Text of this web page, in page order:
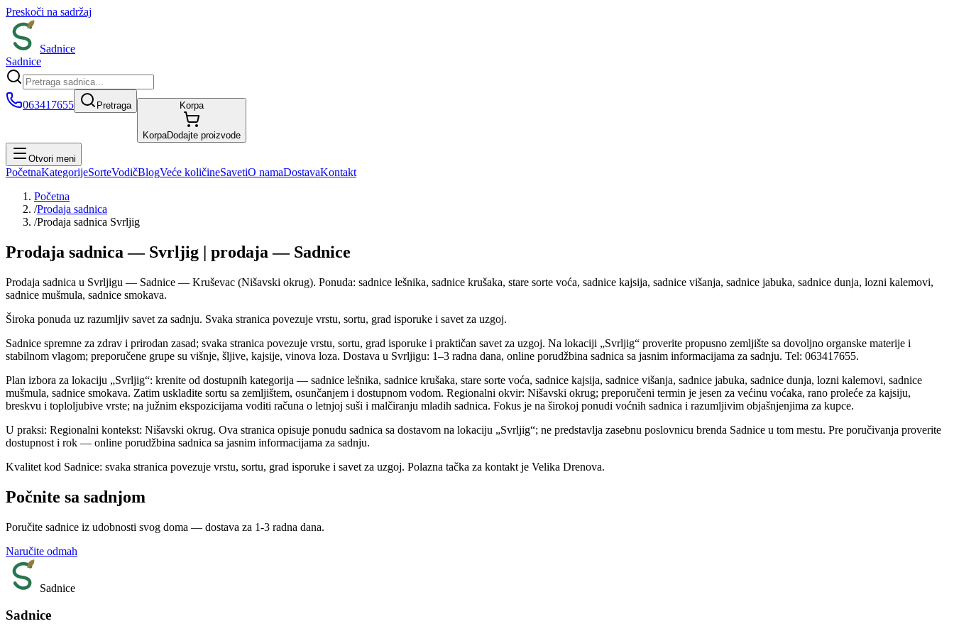
Preskoči na sadržaj
Sadnice
Sadnice
063417655 Pretraga Korpa
KorpaDodajte proizvode
Otvori meni
PočetnaKategorijeSorteVodičBlogVeće količineSavetiO namaDostavaKontakt
Početna
/Prodaja sadnica
/Prodaja sadnica Svrljig
Prodaja sadnica — Svrljig | prodaja — Sadnice
Prodaja sadnica u Svrljigu — Sadnice — Kruševac (Nišavski okrug). Ponuda: sadnice lešnika, sadnice krušaka, stare sorte voća, sadnice kajsija, sadnice višanja, sadnice jabuka, sadnice dunja, lozni kalemovi,
sadnice mušmula, sadnice smokava.
Široka ponuda uz razumljiv savet za sadnju. Svaka stranica povezuje vrstu, sortu, grad isporuke i savet za uzgoj.
Sadnice spremne za zdrav i prirodan zasad; svaka stranica povezuje vrstu, sortu, grad isporuke i praktičan savet za uzgoj. Na lokaciji „Svrljig“ proverite propusno zemljište sa dovoljno organske materije i
stabilnom vlagom; preporučene grupe su višnje, šljive, kajsije, vinova loza. Dostava u Svrljigu: 1–3 radna dana, online porudžbina sadnica sa jasnim informacijama za sadnju. Tel: 063417655.
Plan izbora za lokaciju „Svrljig“: krenite od dostupnih kategorija — sadnice lešnika, sadnice krušaka, stare sorte voća, sadnice kajsija, sadnice višanja, sadnice jabuka, sadnice dunja, lozni kalemovi, sadnice
mušmula, sadnice smokava. Zatim uskladite sortu sa zemljištem, osunčanjem i dostupnom vodom. Regionalni okvir: Nišavski okrug; preporučeni termin je jesen za većinu voćaka, rano proleće za kajsiju,
breskvu i toploljubive vrste; na južnim ekspozicijama voditi računa o letnjoj suši i malčiranju mladih sadnica. Fokus je na širokoj ponudi voćnih sadnica i razumljivim objašnjenjima za kupce.
U praksi: Regionalni kontekst: Nišavski okrug. Ova stranica opisuje ponudu sadnica sa dostavom na lokaciju „Svrljig“; ne predstavlja zasebnu poslovnicu brenda Sadnice u tom mestu. Pre poručivanja proverite
dostupnost i rok — online porudžbina sadnica sa jasnim informacijama za sadnju.
Kvalitet kod Sadnice: svaka stranica povezuje vrstu, sortu, grad isporuke i savet za uzgoj. Polazna tačka za kontakt je Velika Drenova.
Počnite sa sadnjom
Poručite sadnice iz udobnosti svog doma — dostava za 1-3 radna dana.
Naručite odmah
Sadnice
Sadnice